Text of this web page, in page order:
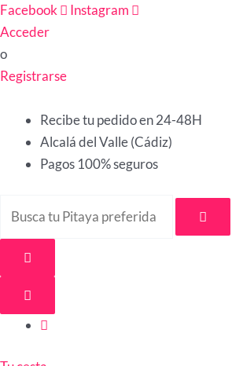
Facebook
Instagram
Acceder
o
Registrarse
Recibe tu pedido en 24-48H
Alcalá del Valle (Cádiz)
Pagos 100% seguros